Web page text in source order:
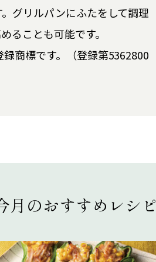
グリルパンにふたをして調理
ることも可能です。
商標です。（登録第5362800
月のおすすめレシピ